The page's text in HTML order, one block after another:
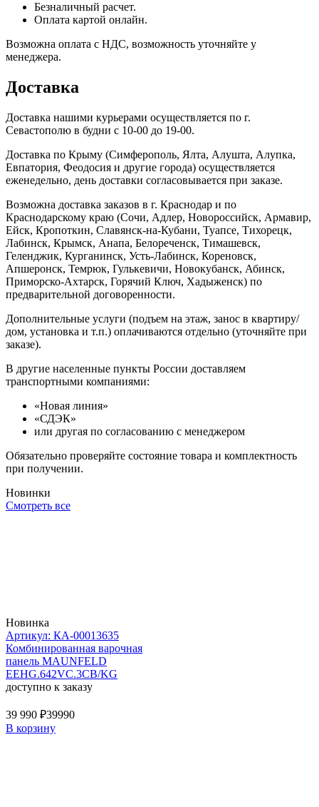
Безналичный расчет.
Оплата картой онлайн.
Возможна оплата с НДС, возможность уточняйте у
менеджера.
Доставка
Доставка нашими курьерами осуществляется по г.
Севастополю в будни с 10-00 до 19-00.
Доставка по Крыму (Симферополь, Ялта, Алушта, Алупка,
Евпатория, Феодосия и другие города) осуществляется
еженедельно, день доставки согласовывается при заказе.
Возможна доставка заказов в г. Краснодар и по
Краснодарскому краю (Сочи, Адлер, Новороссийск, Армавир,
Ейск, Кропоткин, Славянск-на-Кубани, Туапсе, Тихорецк,
Лабинск, Крымск, Анапа, Белореченск, Тимашевск,
Геленджик, Курганинск, Усть-Лабинск, Кореновск,
Апшеронск, Темрюк, Гулькевичи, Новокубанск, Абинск,
Приморско-Ахтарск, Горячий Ключ, Хадыженск) по
предварительной договоренности.
Дополнительные услуги (подъем на этаж, занос в квартиру/
дом, установка и т.п.) оплачиваются отдельно (уточняйте при
заказе).
В другие населенные пункты России доставляем
транспортными компаниями:
«Новая линия»
«СДЭК»
или другая по согласованию с менеджером
Обязательно проверяйте состояние товара и комплектность
при получении.
Новинки
Смотреть все
Новинка
Артикул: КА-00013635
Комбинированная варочная
панель MAUNFELD
EEHG.642VC.3CB/KG
доступно к заказу
39 990 ₽39990
В корзину